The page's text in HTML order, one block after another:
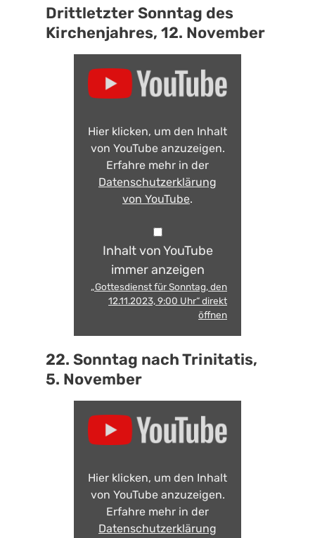
Drittletzter Sonntag des
Kirchenjahres, 12. November
Hier klicken, um den Inhalt
von YouTube anzuzeigen.
Erfahre mehr in der
Datenschutzerklärung
von YouTube.
Inhalt von YouTube
immer anzeigen
„Gottesdienst für Sonntag, den
12.11.2023, 9:00 Uhr“ direkt
öffnen
22. Sonntag nach Trinitatis,
5. November
Hier klicken, um den Inhalt
von YouTube anzuzeigen.
Erfahre mehr in der
Datenschutzerklärung